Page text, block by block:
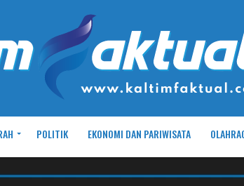
POLITIK EKONOMI DAN PARIWISATA